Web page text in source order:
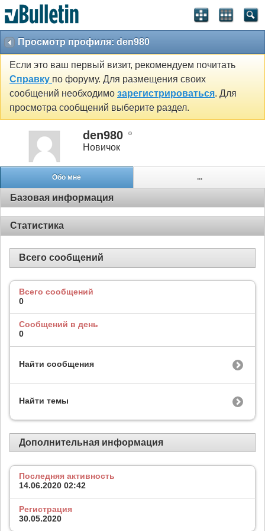
Просмотр профиля: den980
Если это ваш первый визит, рекомендуем почитать
Справку по форуму. Для размещения своих
сообщений необходимо зарегистрироваться. Для
просмотра сообщений выберите раздел.
den980
Новичок
Обо мне ...
Базовая информация
Статистика
Всего сообщений
Всего сообщений
0
Сообщений в день
0
Найти сообщения
Найти темы
Дополнительная информация
Последняя активность
14.06.2020 02:42
Регистрация
30.05.2020